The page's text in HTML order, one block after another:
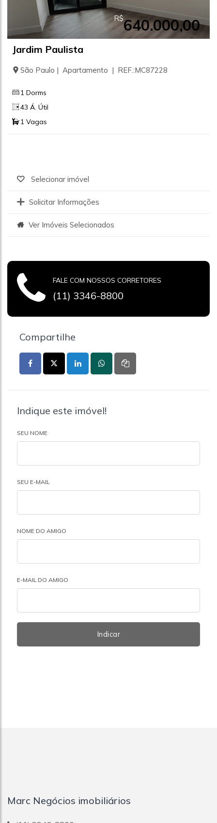
R$640.000,00
Jardim Paulista
São Paulo | Apartamento | REF.:MC87228
1 Dorms
43 Á. Útil
1 Vagas
Selecionar imóvel
Solicitar Informações
Ver Imóveis Selecionados
FALE COM NOSSOS CORRETORES
(11) 3346-8800
Compartilhe
Indique este imóvel!
SEU NOME
SEU E-MAIL
NOME DO AMIGO
E-MAIL DO AMIGO
Indicar
Marc Negócios imobiliários